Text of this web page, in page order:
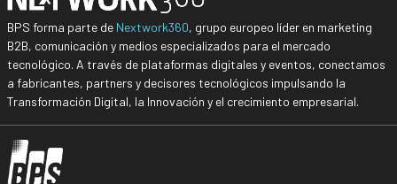
BPS forma parte de Nextwork360, grupo europeo líder en marketing
B2B, comunicación y medios especializados para el mercado
tecnológico. A través de plataformas digitales y eventos, conectamos
a fabricantes, partners y decisores tecnológicos impulsando la
Transformación Digital, la Innovación y el crecimiento empresarial.